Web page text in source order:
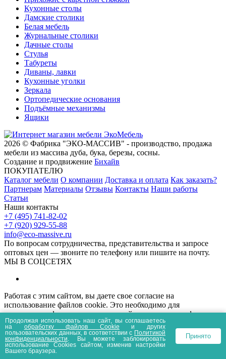
Кухонные столы
Дамские столики
Белая мебель
Журнальные столики
Дачные столы
Стулья
Табуреты
Диваны, лавки
Кухонные уголки
Зеркала
Ортопедические основания
Подъёмные механизмы
Ящики
2026 © Фабрика "ЭКО-МАССИВ" - производство, продажа
мебели из массива дуба, бука, березы, сосны.
Создание и продвижение Бихайв
ПОКУПАТЕЛЮ
Каталог мебели О компании Доставка и оплата Как заказать?
Партнерам Материалы Отзывы Контакты Наши работы
Статьи
Наши контакты
+7 (495) 741-82-02
+7 (920) 929-55-88
info@eco-massive.ru
По вопросам сотрудничества, представи­тельства и запросе
оптовых цен — звоните по телефону или пишите на почту.
МЫ В СОЦСЕТЯХ
Работая с этим сайтом, вы даете свое согласие на
использование файлов cookie. Это необходимо для
нормального функционирования сайта и анализа трафика.
Информация, представленная на сайте носит
информационный характер и не является публичной офертой.
Политика конфиденциальности
Пользовательское соглашение
^наверх
Продолжая использовать наш сайт, вы соглашаетесь
на обработку файлов Сookie и других
пользовательских данных, в соответствии с Политикой
конфиденциальности . Вы можете заблокировать
использование Cookies сайтом, изменив настройки
Вашего браузера.
Принято